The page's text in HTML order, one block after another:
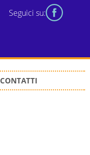
Seguici su:
CONTATTI